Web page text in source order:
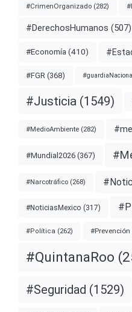
#CrimenOrganizado (282)
#DerechosHumanos (507)
#Economía (410)
#FGR (368)
#Justicia (1549)
#MedioAmbiente (282)
#Mundial2026 (367)
#Narcotráfico (268)
#NoticiasMexico (317)
#Política (262) #Prevención
#QuintanaRoo
#Seguridad (1529)